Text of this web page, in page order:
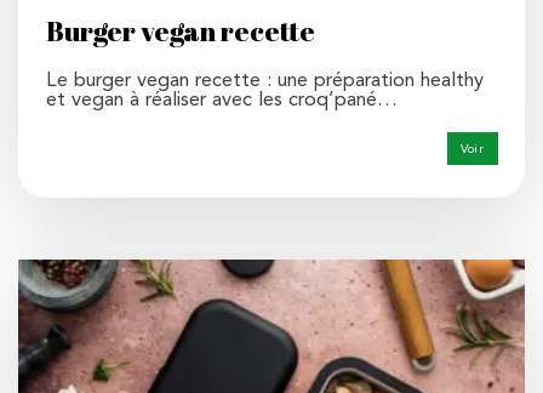
Burger vegan recette
Le burger vegan recette : une préparation healthy
et vegan à réaliser avec les croq’pané…
Voir